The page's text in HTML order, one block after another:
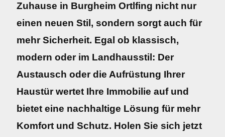
Zuhause in Burgheim Ortlfing nicht nur
einen neuen Stil, sondern sorgt auch für
mehr Sicherheit. Egal ob klassisch,
modern oder im Landhausstil: Der
Austausch oder die Aufrüstung Ihrer
Haustür wertet Ihre Immobilie auf und
bietet eine nachhaltige Lösung für mehr
Komfort und Schutz. Holen Sie sich jetzt